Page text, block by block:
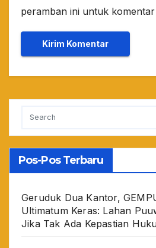
peramban ini untuk
Pos-Pos Terbaru
Geruduk Dua Kantor,
Ultimatum Keras: Lahan
Jika Tak Ada Kepastian